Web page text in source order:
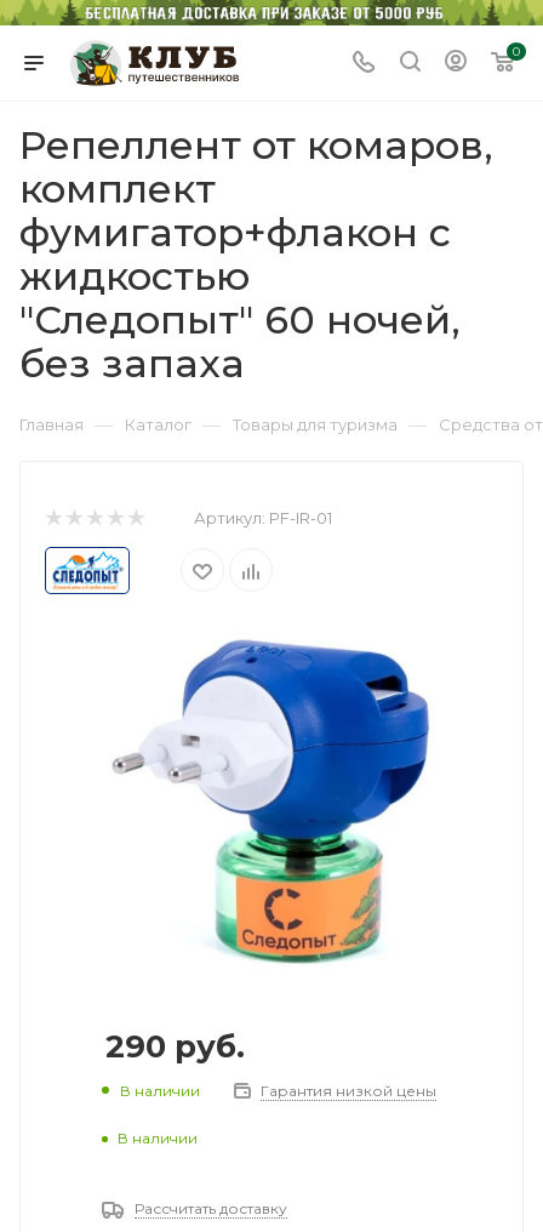
0
Репеллент от комаров,
комплект
фумигатор+флакон с
жидкостью
"Следопыт" 60 ночей,
без запаха
Главная — Каталог — Товары для туризма — Средства
Артикул: PF-IR-01
290 руб.
В наличии Гарантия низкой цены
В наличии
Рассчитать доставку